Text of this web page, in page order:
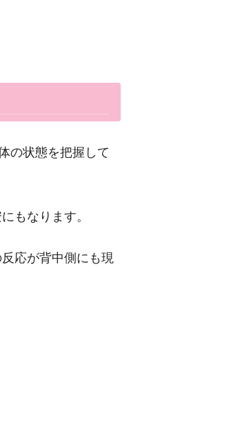
の状態を把握して
もなります。
応が背中側にも現